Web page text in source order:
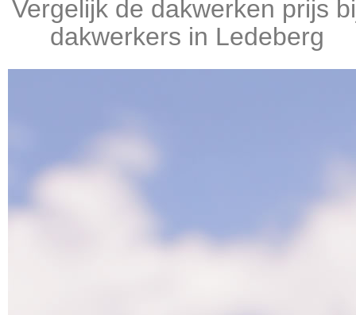
Vergelijk de dakwerken prijs
dakwerkers in Ledeberg